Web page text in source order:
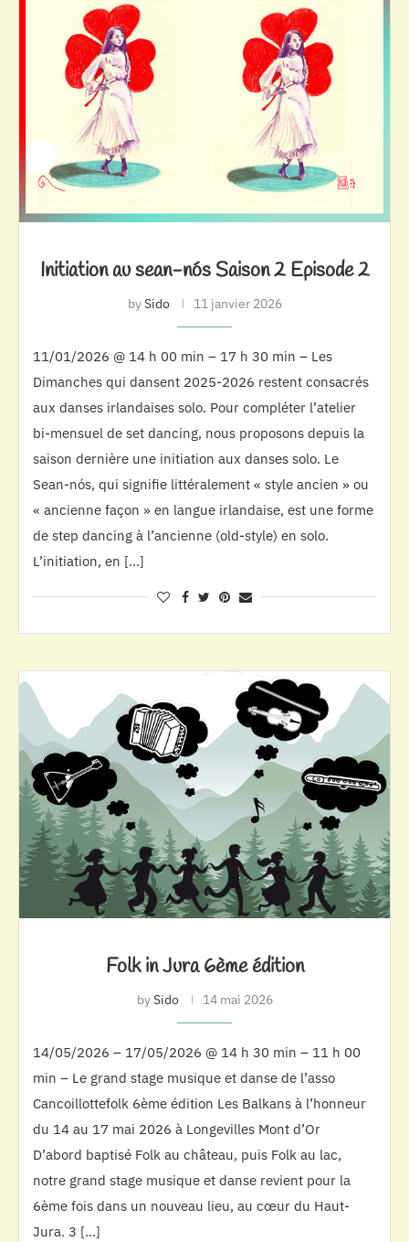
Initiation au sean-nós Saison 2 Episode 2
bySido 11 janvier 2026
11/01/2026 @ 14 h 00 min – 17 h 30 min – Les
Dimanches qui dansent 2025-2026 restent consacrés
aux danses irlandaises solo. Pour compléter l’atelier
bi-mensuel de set dancing, nous proposons depuis la
saison dernière une initiation aux danses solo. Le
Sean-nós, qui signifie littéralement « style ancien » ou
« ancienne façon » en langue irlandaise, est une forme
de step dancing à l’ancienne (old-style) en solo.
L’initiation, en […]
Folk in Jura 6ème édition
bySido 14 mai 2026
14/05/2026 – 17/05/2026 @ 14 h 30 min – 11 h 00
min – Le grand stage musique et danse de l’asso
Cancoillottefolk 6ème édition Les Balkans à l’honneur
du 14 au 17 mai 2026 à Longevilles Mont d’Or
D’abord baptisé Folk au château, puis Folk au lac,
notre grand stage musique et danse revient pour la
6ème fois dans un nouveau lieu, au cœur du Haut-
Jura. 3 […]